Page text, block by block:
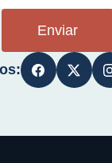
Enviar